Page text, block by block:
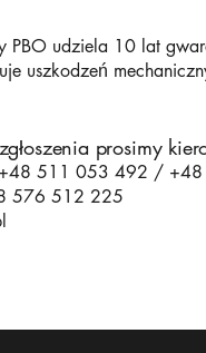
PBO udziela 10 lat
uszkodzeń
prosimy
+48 511 053 492 /
576 512 225